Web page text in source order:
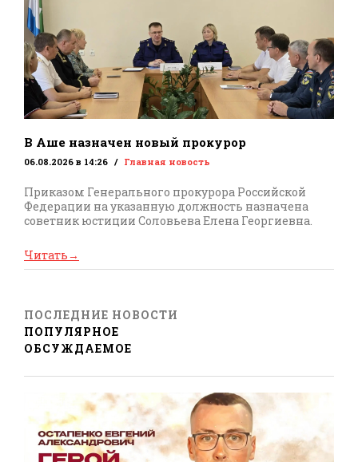
В Аше назначен новый прокурор
06.08.2026 в 14:26 Главная новость
Приказом Генерального прокурора Российской
Федерации на указанную должность назначена
советник юстиции Соловьева Елена Георгиевна.
Читать→
ПОСЛЕДНИЕ НОВОСТИ
ПОПУЛЯРНОЕ
ОБСУЖДАЕМОЕ